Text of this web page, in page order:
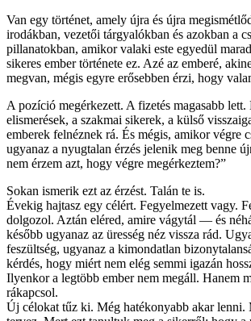
Van egy történet, amely újra és újra
irodákban, vezetői tárgyalókban és azokban a
pillanatokban, amikor valaki este egyedül
sikeres ember története ez. Azé az emberé,
megvan, mégis egyre erősebben érzi, hogy
A pozíció megérkezett. A fizetés magasabb
elismerések, a szakmai sikerek, a külső
emberek felnéznek rá. És mégis, amikor végre
ugyanaz a nyugtalan érzés jelenik meg benne
nem érzem azt, hogy végre megérkeztem?”
Sokan ismerik ezt az érzést. Talán te is.
Évekig hajtasz egy célért. Fegyelmezett vagy.
dolgozol. Aztán eléred, amire vágytál — és
később ugyanaz az üresség néz vissza rád.
feszültség, ugyanaz a kimondatlan
kérdés, hogy miért nem elég semmi igazán
Ilyenkor a legtöbb ember nem megáll. Hanem
rákapcsol.
Új célokat tűz ki. Még hatékonyabb akar lenni.